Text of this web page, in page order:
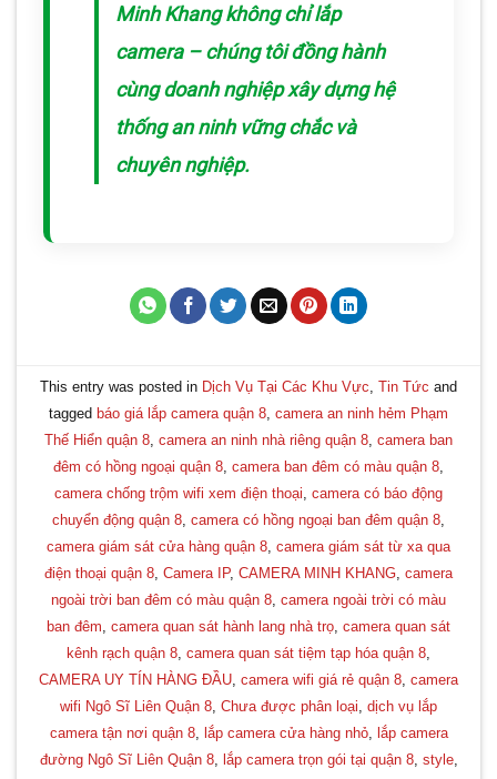
Minh Khang không chỉ lắp
camera – chúng tôi đồng hành
cùng doanh nghiệp xây dựng hệ
thống an ninh vững chắc và
chuyên nghiệp.
This entry was posted in Dịch Vụ Tại Các Khu Vực Tin Tức and
tagged báo giá lắp camera quận 8 camera an ninh hẻm Phạm
Thế Hiển quận 8 camera an ninh nhà riêng quận 8 camera ban
đêm có hồng ngoại quận 8 camera ban đêm có màu quận 8
camera chống trộm wifi xem điện thoại camera có báo động
chuyển động quận 8 camera có hồng ngoại ban đêm quận 8
camera giám sát cửa hàng quận 8 camera giám sát từ xa qua
điện thoại quận 8 Camera IP, CAMERA MINH KHANG camera
ngoài trời ban đêm có màu quận 8 camera ngoài trời có màu
ban đêm camera quan sát hành lang nhà trọ camera quan sát
kênh rạch quận 8 camera quan sát tiệm tạp hóa quận 8
CAMERA UY TÍN HÀNG ĐẦU camera wifi giá rẻ quận 8 camera
wifi Ngô Sĩ Liên Quận 8 Chưa được phân loại dịch vụ lắp
camera tận nơi quận 8, lắp camera cửa hàng nhỏ,
lắp camera
đường Ngô Sĩ Liên Quận 8, lắp camera trọn gói tại quận 8, style,